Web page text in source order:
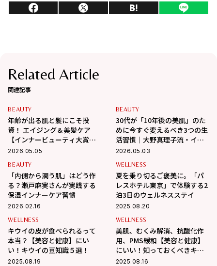
Related Article
関連記事
BEAUTY
年齢が出る肌と髪にこそ投
資！ エイジング＆美髪ケア
【インナービューティ大賞】
受賞アイテム【２選】
2026.05.05
BEAUTY
30代が「10年後の美肌」のた
めに今すぐ変えるべき3つの生
活習慣｜大野真理子流・イン
ナーケア術
2026.05.03
BEAUTY
「内側から潤う肌」はどう作
る？瀬戸麻実さんが実践する
保湿インナーケア習慣
2026.02.16
WELLNESS
夏を乗り切るご褒美に。「パ
レスホテル東京」で体験する2
泊3日のウェルネスステイ
2025.08.20
WELLNESS
キウイの皮が食べられるって
本当？【美容と健康】にい
い！キウイの豆知識５選！
2025.08.19
WELLNESS
美肌、むくみ解消、抗酸化作
用、PMS緩和【美容と健康】
にいい！知っておくべきキウ
イフルーツ10種の栄養素と
2025.08.16